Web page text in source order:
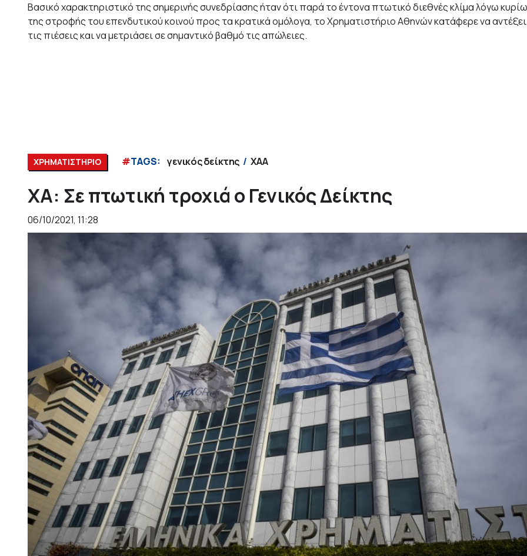
Βασικό χαρακτηριστικό της σημερινής συνεδρίασης ήταν ότι παρά το έντονα πτωτικό διεθνές κλίμα λόγω
της στροφής του επενδυτικού κοινού προς τα κρατικά ομόλογα, το Χρηματιστήριο Αθηνών κατάφερε να αντέξει
τις πιέσεις και να μετριάσει σε σημαντικό βαθμό τις απώλειες.
ΧΡΗΜΑΤΙΣΤΗΡΙΟ #TAGS: γενικός δείκτης ΧΑΑ
ΧΑ: Σε πτωτική τροχιά ο Γενικός Δείκτης
06/10/2021, 11:28